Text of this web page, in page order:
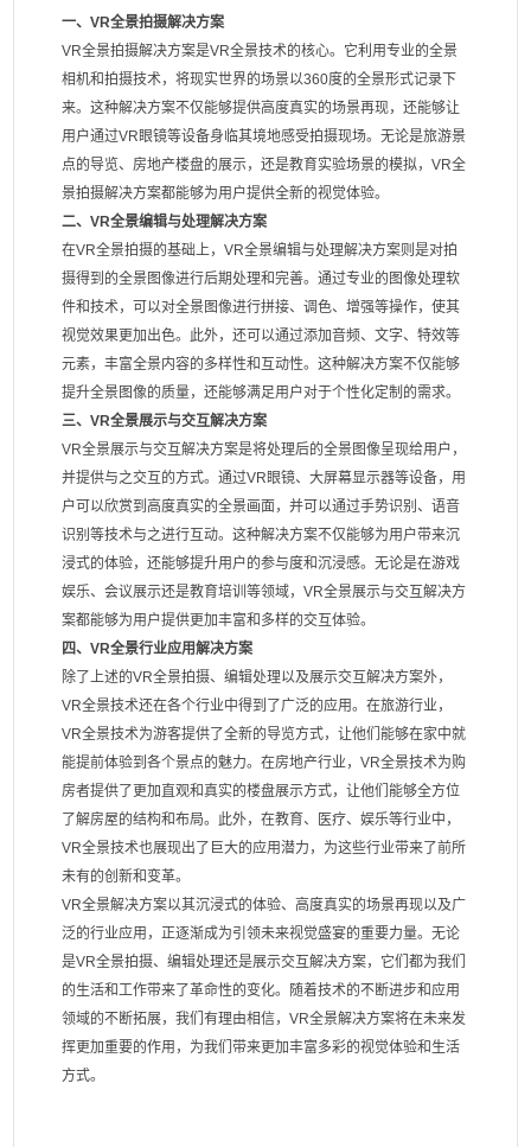
一、VR全景拍摄解决方案
VR全景拍摄解决方案是VR全景技术的核心。它利用专业的全景
相机和拍摄技术，将现实世界的场景以360度的全景形式记录下
来。这种解决方案不仅能够提供高度真实的场景再现，还能够让
用户通过VR眼镜等设备身临其境地感受拍摄现场。无论是旅游景
点的导览、房地产楼盘的展示，还是教育实验场景的模拟，VR全
景拍摄解决方案都能够为用户提供全新的视觉体验。
二、VR全景编辑与处理解决方案
在VR全景拍摄的基础上，VR全景编辑与处理解决方案则是对拍
摄得到的全景图像进行后期处理和完善。通过专业的图像处理软
件和技术，可以对全景图像进行拼接、调色、增强等操作，使其
视觉效果更加出色。此外，还可以通过添加音频、文字、特效等
元素，丰富全景内容的多样性和互动性。这种解决方案不仅能够
提升全景图像的质量，还能够满足用户对于个性化定制的需求。
三、VR全景展示与交互解决方案
VR全景展示与交互解决方案是将处理后的全景图像呈现给用户，
并提供与之交互的方式。通过VR眼镜、大屏幕显示器等设备，用
户可以欣赏到高度真实的全景画面，并可以通过手势识别、语音
识别等技术与之进行互动。这种解决方案不仅能够为用户带来沉
浸式的体验，还能够提升用户的参与度和沉浸感。无论是在游戏
娱乐、会议展示还是教育培训等领域，VR全景展示与交互解决方
案都能够为用户提供更加丰富和多样的交互体验。
四、VR全景行业应用解决方案
除了上述的VR全景拍摄、编辑处理以及展示交互解决方案外，
VR全景技术还在各个行业中得到了广泛的应用。在旅游行业，
VR全景技术为游客提供了全新的导览方式，让他们能够在家中就
能提前体验到各个景点的魅力。在房地产行业，VR全景技术为购
房者提供了更加直观和真实的楼盘展示方式，让他们能够全方位
了解房屋的结构和布局。此外，在教育、医疗、娱乐等行业中，
VR全景技术也展现出了巨大的应用潜力，为这些行业带来了前所
未有的创新和变革。
VR全景解决方案以其沉浸式的体验、高度真实的场景再现以及广
泛的行业应用，正逐渐成为引领未来视觉盛宴的重要力量。无论
是VR全景拍摄、编辑处理还是展示交互解决方案，它们都为我们
的生活和工作带来了革命性的变化。随着技术的不断进步和应用
领域的不断拓展，我们有理由相信，VR全景解决方案将在未来发
挥更加重要的作用，为我们带来更加丰富多彩的视觉体验和生活
方式。